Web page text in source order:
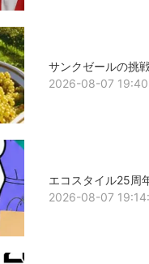
サンクゼールの挑
2026-08-07
エコスタイル25周
2026-08-07